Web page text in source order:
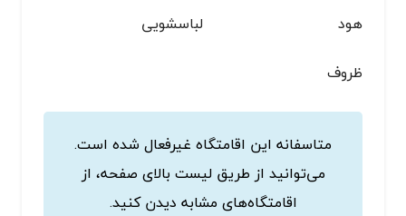
هود
لباسشویی
ظروف
متاسفانه این اقامتگاه غیرفعال شده است.
می‌توانید از طریق لیست بالای صفحه، از
اقامتگاه‌های مشابه دیدن کنید.